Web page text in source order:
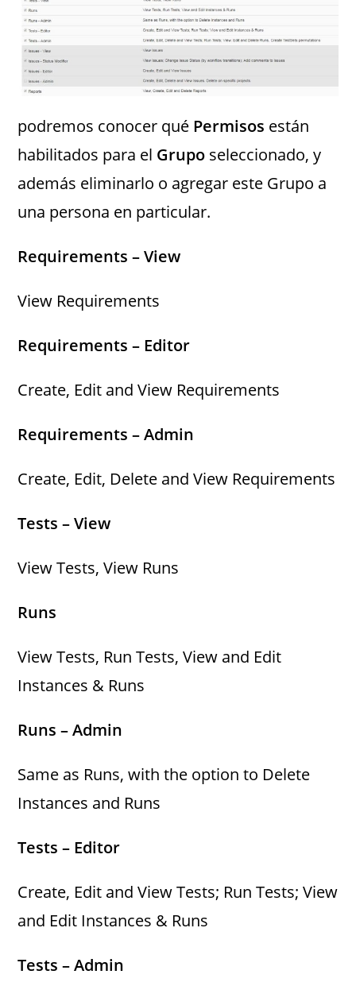
podremos conocer qué Permisos están
habilitados para el Grupo seleccionado, y
además eliminarlo o agregar este Grupo a
una persona en particular.
Requirements – View
View Requirements
Requirements – Editor
Create, Edit and View Requirements
Requirements – Admin
Create, Edit, Delete and View Requirements
Tests – View
View Tests, View Runs
Runs
View Tests, Run Tests, View and Edit
Instances & Runs
Runs – Admin
Same as Runs, with the option to Delete
Instances and Runs
Tests – Editor
Create, Edit and View Tests; Run Tests; View
and Edit Instances & Runs
Tests – Admin